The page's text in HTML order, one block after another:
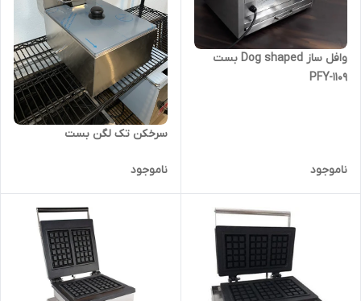
وافل ساز Dog shaped بست
PFY-1109
ناموجود
سرخکن تک لگن بست
ناموجود